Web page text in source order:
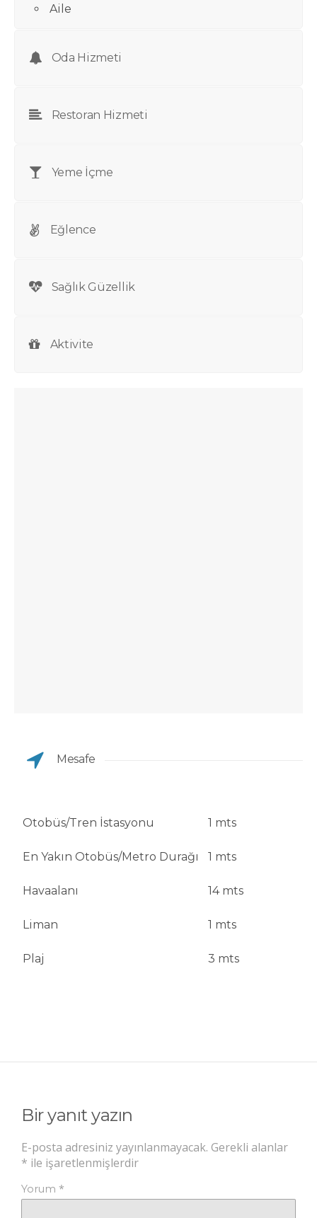
Aile
Oda Hizmeti
Restoran Hizmeti
Yeme İçme
Eğlence
Sağlık Güzellik
Aktivite
Mesafe
Otobüs/Tren İstasyonu 1 mts
En Yakın Otobüs/Metro Durağı 1 mts
Havaalanı 14 mts
Liman 1 mts
Plaj 3 mts
Bir yanıt yazın
E-posta adresiniz yayınlanmayacak. Gerekli alanlar
* ile işaretlenmişlerdir
Yorum *